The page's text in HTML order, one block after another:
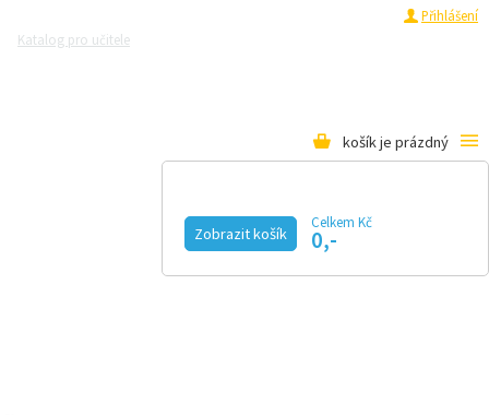
Přihlášení
Katalog pro učitele
košík je prázdný
Zobrazit košík
Celkem Kč
0,-
KALENDÁŘ AKCÍ
MAGAZÍN